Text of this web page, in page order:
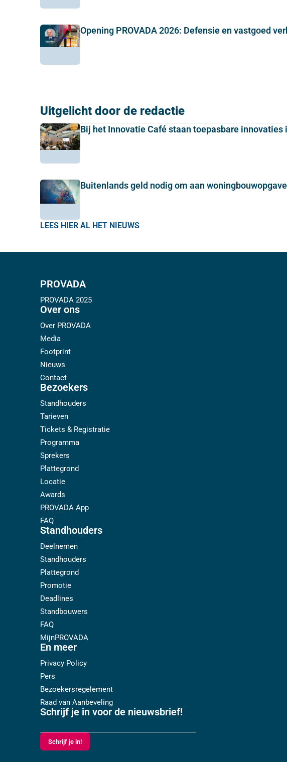
Opening PROVADA 2026: Defensie en vastgoed
Uitgelicht door de redactie
Bij het Innovatie Café staan toepasbare
Buitenlands geld nodig om aan
LEES HIER AL HET NIEUWS
PROVADA
PROVADA 2025
Over ons
Over PROVADA
Media
Footprint
Nieuws
Contact
Bezoekers
Standhouders
Tarieven
Tickets & Registratie
Programma
Sprekers
Plattegrond
Locatie
Awards
PROVADA App
FAQ
Standhouders
Deelnemen
Standhouders
Plattegrond
Promotie
Deadlines
Standbouwers
FAQ
MijnPROVADA
En meer
Privacy Policy
Pers
Bezoekersregelement
Raad van Aanbeveling
Schrijf je in voor de nieuwsbrief!
Schrijf je in!